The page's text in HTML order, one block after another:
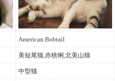
American Bobtail
美短尾猫,赤猞猁,北美山猫
中型猫